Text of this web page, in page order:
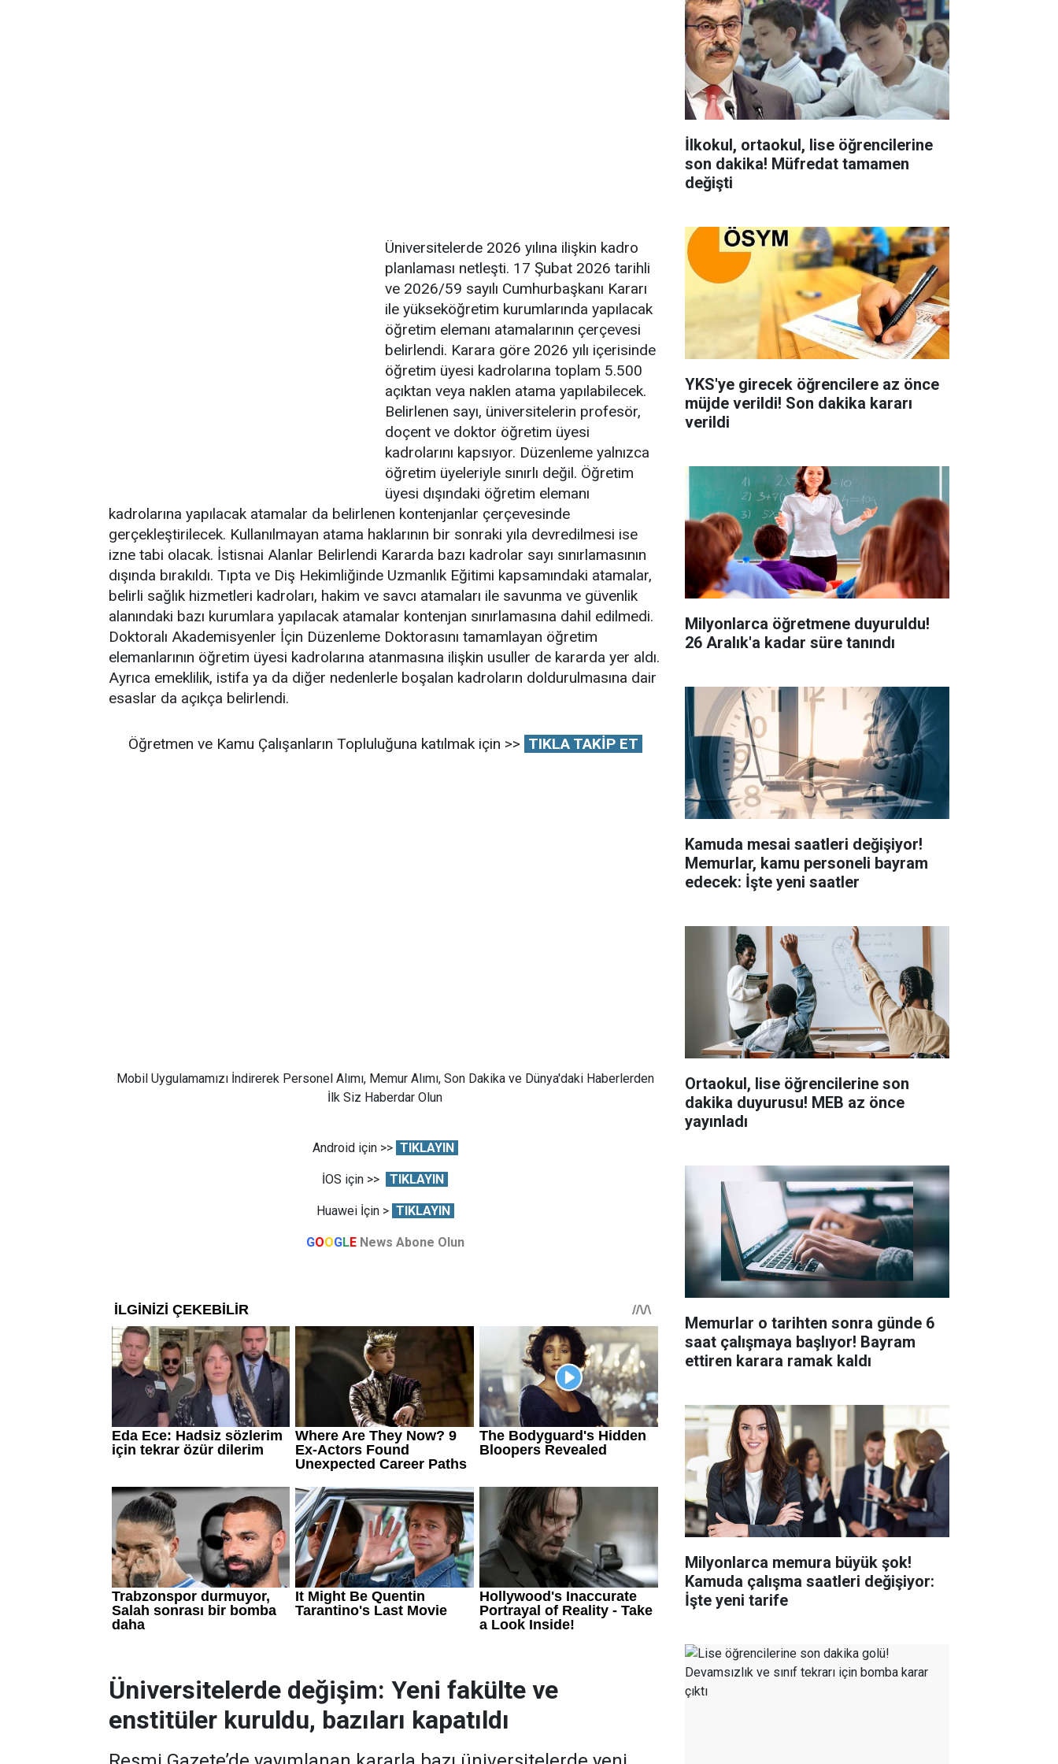
Üniversitelerde 2026 yılına ilişkin kadro
planlaması netleşti. 17 Şubat 2026 tarihli
ve 2026/59 sayılı Cumhurbaşkanı Kararı
ile yükseköğretim kurumlarında yapılacak
öğretim elemanı atamalarının çerçevesi
belirlendi. Karara göre 2026 yılı içerisinde
öğretim üyesi kadrolarına toplam 5.500
açıktan veya naklen atama yapılabilecek.
Belirlenen sayı, üniversitelerin profesör,
doçent ve doktor öğretim üyesi
kadrolarını kapsıyor. Düzenleme yalnızca
öğretim üyeleriyle sınırlı değil. Öğretim
üyesi dışındaki öğretim elemanı
kadrolarına yapılacak atamalar da belirlenen kontenjanlar çerçevesinde
gerçekleştirilecek. Kullanılmayan atama haklarının bir sonraki yıla devredilmesi ise
izne tabi olacak. İstisnai Alanlar Belirlendi Kararda bazı kadrolar sayı sınırlamasının
dışında bırakıldı. Tıpta ve Diş Hekimliğinde Uzmanlık Eğitimi kapsamındaki atamalar,
belirli sağlık hizmetleri kadroları, hakim ve savcı atamaları ile savunma ve güvenlik
alanındaki bazı kurumlara yapılacak atamalar kontenjan sınırlamasına dahil edilmedi.
Doktoralı Akademisyenler İçin Düzenleme Doktorasını tamamlayan öğretim
elemanlarının öğretim üyesi kadrolarına atanmasına ilişkin usuller de kararda yer aldı.
Ayrıca emeklilik, istifa ya da diğer nedenlerle boşalan kadroların doldurulmasına dair
esaslar da açıkça belirlendi.
Öğretmen ve Kamu Çalışanların Topluluğuna katılmak için >> TIKLA TAKİP ET
Mobil Uygulamamızı İndirerek Personel Alımı, Memur Alımı, Son Dakika ve Dünya'daki Haberlerden
İlk Siz Haberdar Olun
Android için >> TIKLAYIN
İOS için >> TIKLAYIN
Huawei İçin > TIKLAYIN
GOOGLE News Abone Olun
Üniversitelerde değişim: Yeni fakülte ve
enstitüler kuruldu, bazıları kapatıldı
İlkokul, ortaokul, lise öğrencilerine
son dakika! Müfredat tamamen
değişti
YKS'ye girecek öğrencilere az önce
müjde verildi! Son dakika kararı
verildi
Milyonlarca öğretmene duyuruldu!
26 Aralık'a kadar süre tanındı
Kamuda mesai saatleri değişiyor!
Memurlar, kamu personeli bayram
edecek: İşte yeni saatler
Ortaokul, lise öğrencilerine son
dakika duyurusu! MEB az önce
yayınladı
Memurlar o tarihten sonra günde 6
saat çalışmaya başlıyor! Bayram
ettiren karara ramak kaldı
Milyonlarca memura büyük şok!
Kamuda çalışma saatleri değişiyor:
İşte yeni tarife